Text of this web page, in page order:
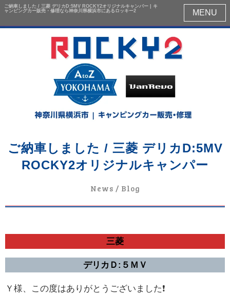
ご納車しました / 三菱 デリカD:5MV ROCKY2オリジナルキャンパー | キ
ャンピングカー販売・修理なら神奈川県横浜市にあるロッキー2
MENU
ご納車しました / 三菱 デリカD:5MV
ROCKY2オリジナルキャンパー
News / Blog
三菱
デリカＤ:５ＭＶ
Ｙ様、この度はありがとうございました❗